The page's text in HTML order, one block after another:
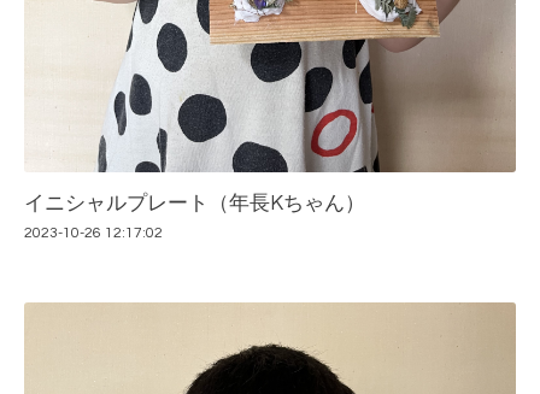
イニシャルプレート（年長Kちゃん）
2023-10-26 12:17:02